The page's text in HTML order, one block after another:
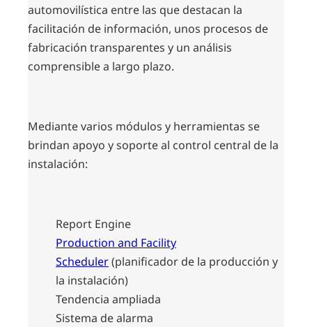
automovilística entre las que destacan la
facilitación de información, unos procesos de
fabricación transparentes y un análisis
comprensible a largo plazo.
Mediante varios módulos y herramientas se
brindan apoyo y soporte al control central de la
instalación:
Report Engine
Production and Facility
Scheduler(planificador de la producción y
la instalación)
Tendencia ampliada
Sistema de alarma